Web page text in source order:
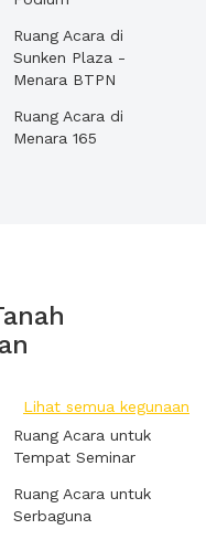
Ruang Acara di
Sunken Plaza -
Menara BTPN
Ruang Acara di
Menara 165
Lihat semua kegunaan
Ruang Acara untuk
Tempat Seminar
Ruang Acara untuk
Serbaguna